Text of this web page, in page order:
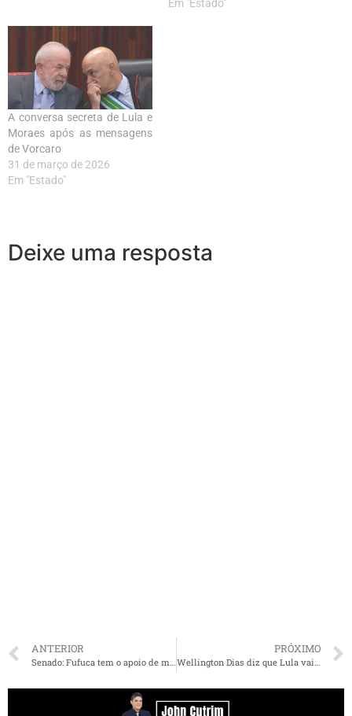
Em "Estado"
A conversa secreta de Lula e
Moraes após as mensagens
de Vorcaro
31 de março de 2026
Em "Estado"
Deixe uma resposta
ANTERIOR PRÓXIMO